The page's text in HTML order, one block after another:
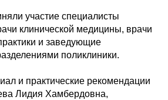
участие специалисты
клинической медицины, врачи
и заведующие
поликлиники.
и практические рекомендации
Лидия Хамбердовна,